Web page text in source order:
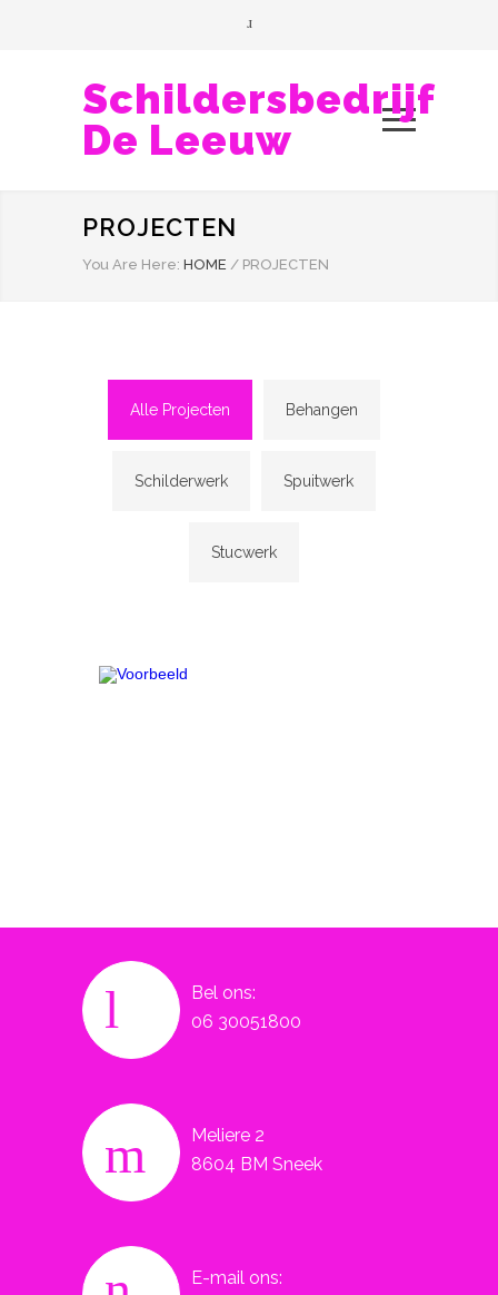
Schildersbedrijf
De Leeuw
PROJECTEN
You Are Here: HOME / PROJECTEN
Alle Projecten Behangen
Schilderwerk Spuitwerk
Stucwerk
Bel ons:
06 30051800
Meliere 2
8604 BM Sneek
E-mail ons: